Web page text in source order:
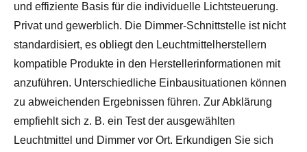
und effiziente Basis für die individuelle Lichtsteuerung.
Privat und gewerblich. Die Dimmer-Schnittstelle ist nicht
standardisiert, es obliegt den Leuchtmittelherstellern
kompatible Produkte in den Herstellerinformationen mit
anzuführen. Unterschiedliche Einbausituationen können
zu abweichenden Ergebnissen führen. Zur Abklärung
empfiehlt sich z. B. ein Test der ausgewählten
Leuchtmittel und Dimmer vor Ort. Erkundigen Sie sich